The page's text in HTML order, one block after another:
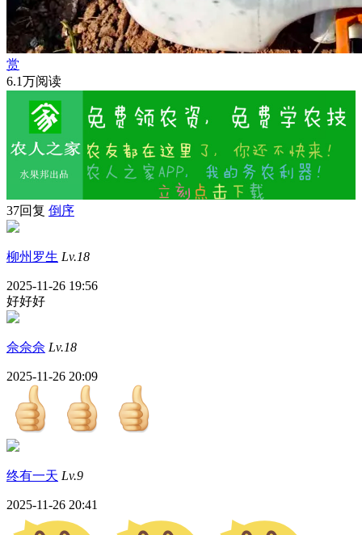
赏
6.1万阅读
37回复 倒序
柳州罗生 Lv.18
2025-11-26 19:56
好好好
佘佘佘 Lv.18
2025-11-26 20:09
终有一天 Lv.9
2025-11-26 20:41